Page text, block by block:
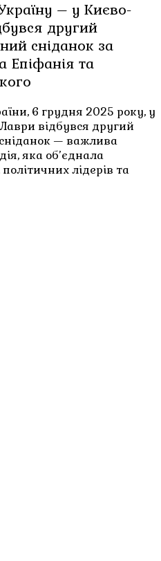
– у Києво-
другий
сніданок за
Епіфанія та
6 грудня 2025 року, у
відбувся другий
— важлива
яка об’єднала
лідерів та